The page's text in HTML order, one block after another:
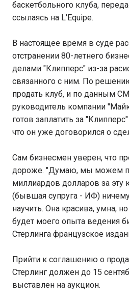
баскетбольного клуба,
ссылаясь на L'Equipe.
В настоящее время в суде
отстранении 80-летнего
делами "Клипперс" из-за
связанного с ним. По
продать клуб, и по данным
руководитель компании
готов заплатить за
что он уже договорился о
Сам бизнесмен уверен, что
дороже. "Думаю, мы можем
миллиардов долларов за
(бывшая супруга - ИФ)
научить. Она красива, умна,
будет моего опыта ведения
Стерлинга французское
Прийти к соглашению о
Стерлинг должен до 15
выставлен на аукцион.